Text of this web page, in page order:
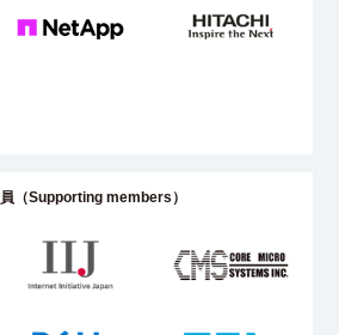
（Supporting members）